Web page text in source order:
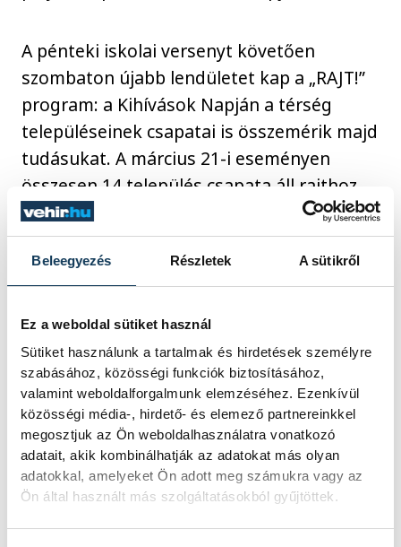
Beleegyezés Részletek A sütikről
Ez a weboldal sütiket használ
Sütiket használunk a tartalmak és hirdetések személyre
szabásához, közösségi funkciók biztosításához,
valamint weboldalforgalmunk elemzéséhez. Ezenkívül
közösségi média-, hirdető- és elemező partnereinkkel
megosztjuk az Ön weboldalhasználatra vonatkozó
adatait, akik kombinálhatják az adatokat más olyan
adatokkal, amelyeket Ön adott meg számukra vagy az
Ön által használt más szolgáltatásokból gyűjtöttek.
A pénteki iskolai versenyt követően
szombaton újabb lendületet kap a „RAJT!”
program: a Kihívások Napján a térség
településeinek csapatai is összemérik majd
tudásukat. A március 21-i eseményen
összesen 14 település csapata áll rajthoz,
akik játékos, mégis komoly kihívásokat
jelentő ügyességi és váltófeladatokban
versenyeznek egymással.
A Kihívások Napja így nemcsak
sportesemény, hanem közösségi ünnep is,
amely erősíti a térség összetartozását, és
megmutatja: a mozgás valóban közös
élmény.
Kapcsolódó cikk